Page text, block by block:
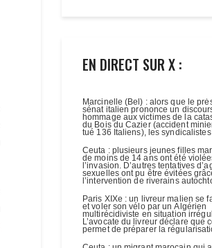
EN DIRECT SUR X :